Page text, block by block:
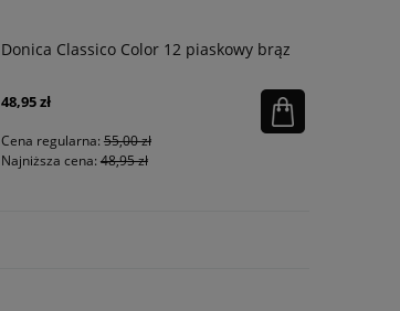
Donica Classico Color 12 piaskowy brąz
48,95 zł
Cena regularna:55,00 zł
Najniższa cena:48,95 zł